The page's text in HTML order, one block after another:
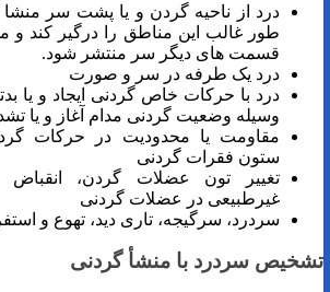
درد از ناحیه گردن و یا پشت سر منشا
طور غالب این مناطق را درگیر کند
قسمت های دیگر سر منتشر شود.
درد یک طرفه در سر و صورت
درد با حرکات خاص گردنی ایجاد و یا
وسیله وضعیت گردنی مدام آغاز و یا
مقاومت یا محدودیت در حرکات
ستون فقرات گردنی
تغییر تون عضلات گردن،
غیرطبیعی در عضلات گردنی
سردرد، سرگیجه، تاری دید، تهوع و
تشخیص سردرد با منشأ گردنی